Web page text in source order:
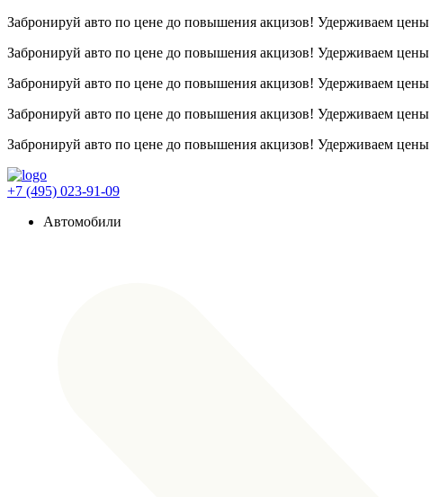
Забронируй авто по цене до повышения акцизов! Удерживаем цены
Забронируй авто по цене до повышения акцизов! Удерживаем цены
Забронируй авто по цене до повышения акцизов! Удерживаем цены
Забронируй авто по цене до повышения акцизов! Удерживаем цены
Забронируй авто по цене до повышения акцизов! Удерживаем цены
+7 (495) 023-91-09
Автомобили